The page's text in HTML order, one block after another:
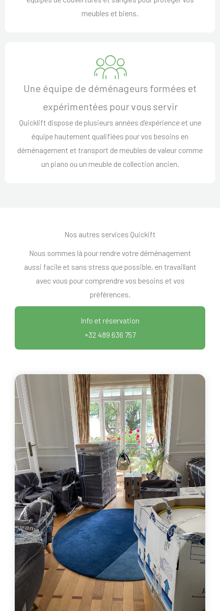
meubles et biens.
Une équipe de déménageurs formées et
expérimentées pour vous servir
Quicklift dispose de plusieurs années d'expérience et une
équipe hautement qualifiées pour vos besoins en
déménagement et transport de meubles de valeur comme
un piano ou un meuble de collection ancien.
Nos autres services Quickift
Nous sommes là pour rendre votre déménagement
aussi facile et sans stress que possible, en travaillant
avec vous pour comprendre vos besoins et vos
préférences.
Info et réservation
+32 489 636 757